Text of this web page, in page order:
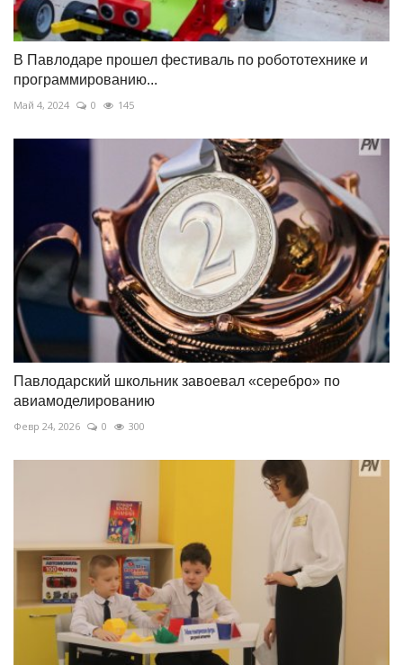
В Павлодаре прошел фестиваль по робототехнике и
программированию...
Май 4, 2024 0 145
Павлодарский школьник завоевал «серебро» по
авиамоделированию
Февр 24, 2026 0 300